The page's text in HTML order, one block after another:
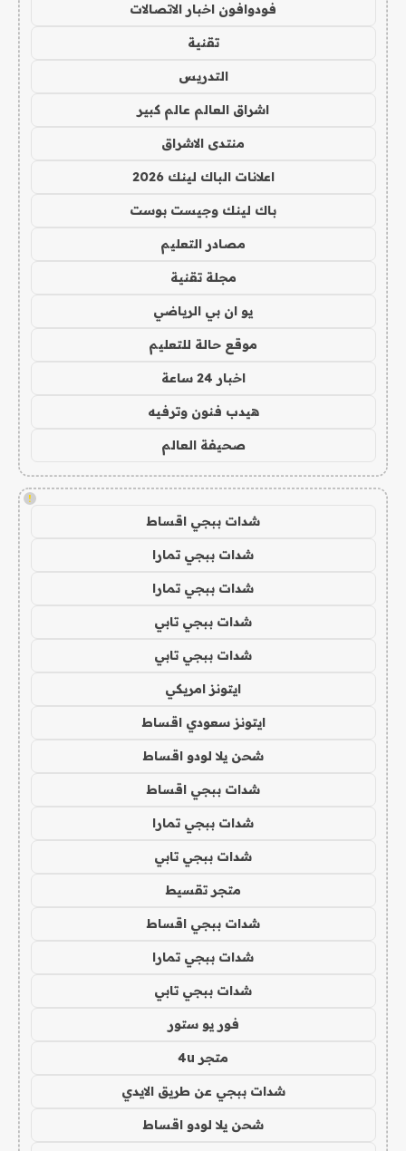
فودوافون اخبار الاتصالات
تقنية
التدريس
اشراق العالم عالم كبير
منتدى الاشراق
اعلانات الباك لينك 2026
باك لينك وجيست بوست
مصادر التعليم
مجلة تقنية
يو ان بي الرياضي
موقع حالة للتعليم
اخبار 24 ساعة
هيدب فنون وترفيه
صحيفة العالم
!
شدات ببجي اقساط
شدات ببجي تمارا
شدات ببجي تمارا
شدات ببجي تابي
شدات ببجي تابي
ايتونز امريكي
ايتونز سعودي اقساط
شحن يلا لودو اقساط
شدات ببجي اقساط
شدات ببجي تمارا
شدات ببجي تابي
متجر تقسيط
شدات ببجي اقساط
شدات ببجي تمارا
شدات ببجي تابي
فور يو ستور
متجر 4u
شدات ببجي عن طريق الايدي
شحن يلا لودو اقساط